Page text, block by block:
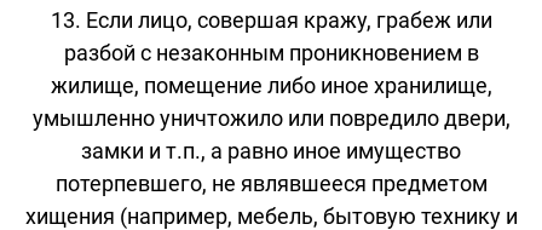
13. Если лицо, совершая кражу, грабеж или
разбой с незаконным проникновением в
жилище, помещение либо иное хранилище,
умышленно уничтожило или повредило двери,
замки и т.п., а равно иное имущество
потерпевшего, не являвшееся предметом
хищения (например, мебель, бытовую технику и